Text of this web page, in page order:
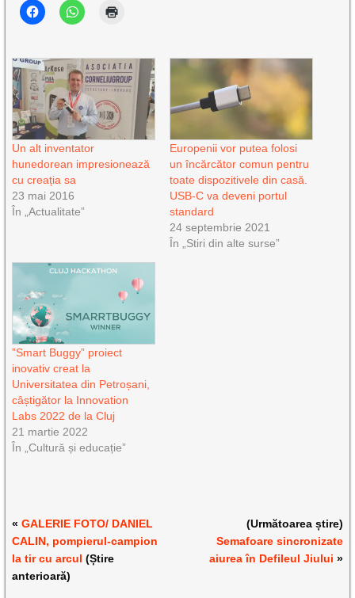
Un alt inventator
hunedorean impresionează
cu creația sa
23 mai 2016
În „Actualitate”
Europenii vor putea folosi
un încărcător comun pentru
toate dispozitivele din casă.
USB-C va deveni portul
standard
24 septembrie 2021
În „Stiri din alte surse”
”Smart Buggy” proiect
inovativ creat la
Universitatea din Petroșani,
câștigător la Innovation
Labs 2022 de la Cluj
21 martie 2022
În „Cultură și educație”
«GALERIE FOTO/ DANIEL
CALIN, pompierul-campion
la tir cu arcul (Știre
anterioară)
(Următoarea știre)
Semafoare sincronizate
aiurea în Defileul Jiului »